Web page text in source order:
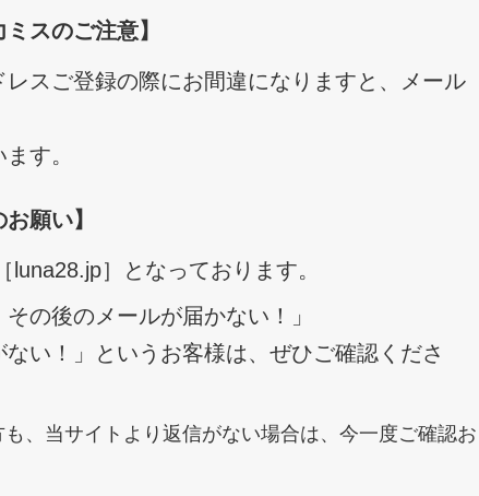
スのご注意】
スご登録の際にお間違になりますと、メール
す。
願い】
luna28.jp］となっております。
その後のメールが届かない！」
ない！」というお客様は、ぜひご確認くださ
、当サイトより返信がない場合は、今一度ご確認お